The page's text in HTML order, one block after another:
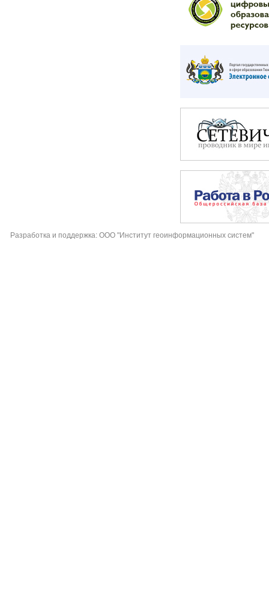
Разработка и поддержка: ООО "Институт геоинформационных систем"